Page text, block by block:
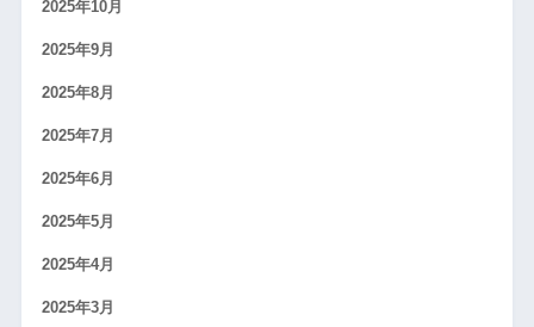
2025年10月
2025年9月
2025年8月
2025年7月
2025年6月
2025年5月
2025年4月
2025年3月